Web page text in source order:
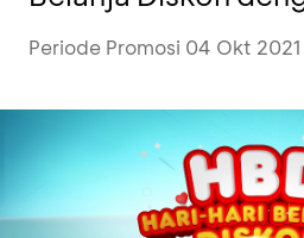
Periode Promosi 04 Okt